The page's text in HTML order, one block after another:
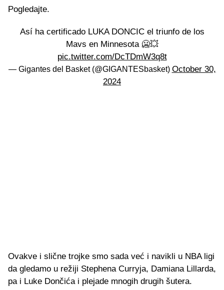
Pogledajte.
Así ha certificado LUKA DONCIC el triunfo de los
Mavs en Minnesota 🥶💥
pic.twitter.com/DcTDmW3q8t
— Gigantes del Basket (@GIGANTESbasket) October 30,
2024
Ovakve i slične trojke smo sada već i navikli u NBA ligi
da gledamo u režiji Stephena Curryja, Damiana Lillarda,
pa i Luke Dončića i plejade mnogih drugih šutera.